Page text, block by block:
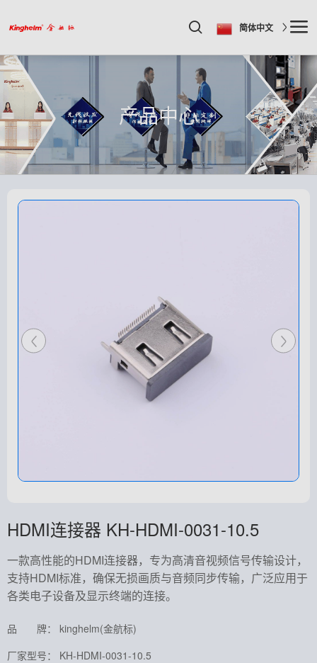
简体中文
产品中心
HDMI连接器 KH-HDMI-0031-10.5
一款高性能的HDMI连接器，专为高清音视频信号传输设计，
支持HDMI标准，确保无损画质与音频同步传输，广泛应用于
各类电子设备及显示终端的连接。
品 牌： kinghelm(金航标)
厂家型号： KH-HDMI-0031-10.5